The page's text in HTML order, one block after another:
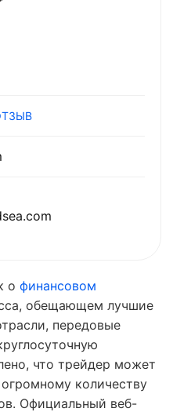
ОТЗЫВ
о финансовом
обещающем лучшие
передовые
что трейдер может
количеству
Официальный веб-